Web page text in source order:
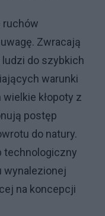
ruchów
Zwracają
do szybkich
warunki
kłopoty z
postęp
do natury.
technologiczny
wynalezionej
na koncepcji